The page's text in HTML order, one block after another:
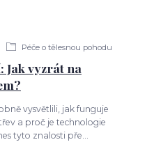
Péče o tělesnou pohodu
Jak vyzrát na
vysvětlili, jak funguje
a proč je technologie
tyto znalosti pře...